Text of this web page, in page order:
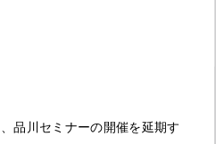
品川セミナーの開催を延期す